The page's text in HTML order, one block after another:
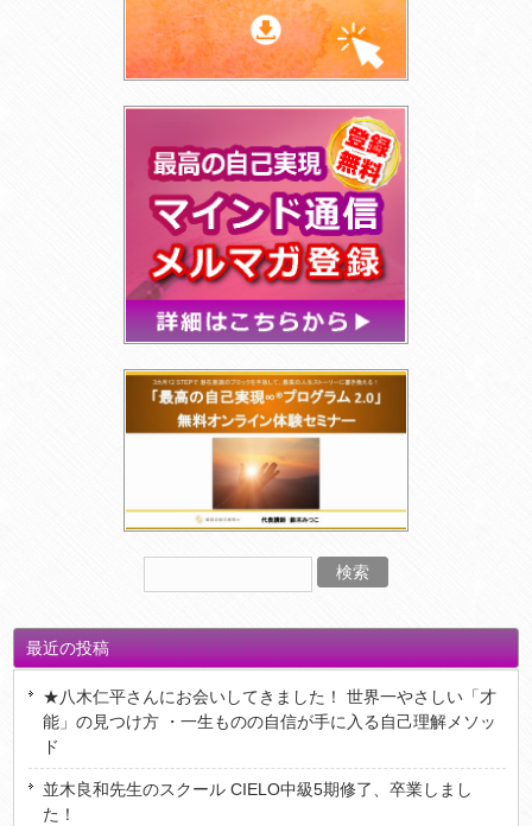
最近の投稿
★八木仁平さんにお会いしてきました！ 世界一やさしい「才
能」の見つけ方 ・一生ものの自信が手に入る自己理解メソッ
ド
並木良和先生のスクール CIELO中級5期修了、卒業しまし
た！